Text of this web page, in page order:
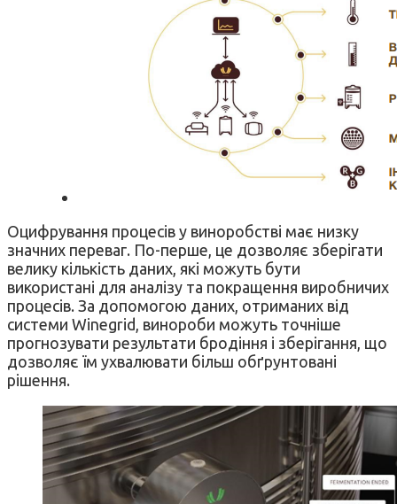
Оцифрування процесів у виноробстві має низку
значних переваг. По-перше, це дозволяє зберігати
велику кількість даних, які можуть бути
використані для аналізу та покращення виробничих
процесів. За допомогою даних, отриманих від
системи Winegrid, винороби можуть точніше
прогнозувати результати бродіння і зберігання, що
дозволяє їм ухвалювати більш обґрунтовані
рішення.